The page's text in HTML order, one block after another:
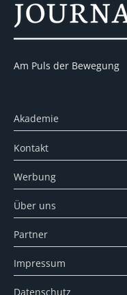
Am Puls der Bewegung
Akademie
Kontakt
Werbung
Über uns
Partner
Impressum
Datenschutz